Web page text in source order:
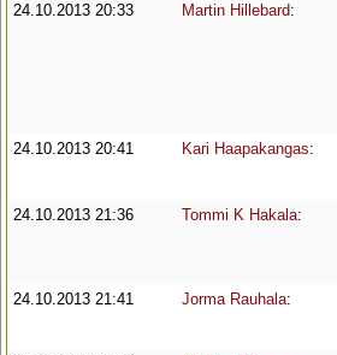
24.10.2013 20:33
Martin Hillebard:
24.10.2013 20:41
Kari Haapakangas:
24.10.2013 21:36
Tommi K Hakala:
24.10.2013 21:41
Jorma Rauhala: